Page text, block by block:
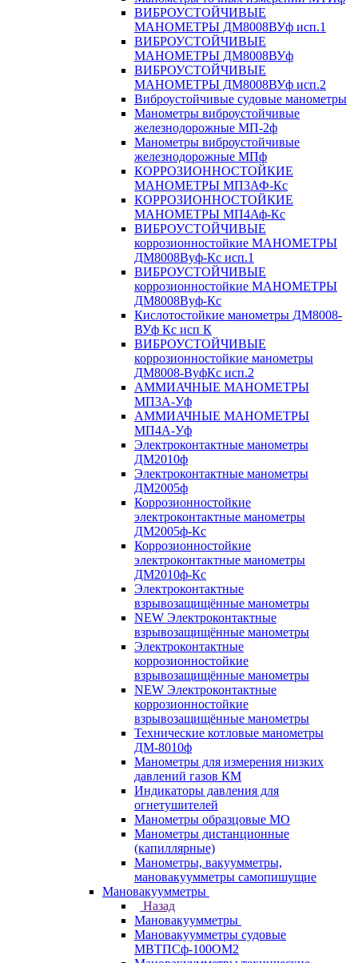
ВИБРОУСТОЙЧИВЫЕ
МАНОМЕТРЫ ДМ8008ВУф исп.1
ВИБРОУСТОЙЧИВЫЕ
МАНОМЕТРЫ ДМ8008ВУф
ВИБРОУСТОЙЧИВЫЕ
МАНОМЕТРЫ ДМ8008ВУф исп.2
Виброустойчивые судовые манометры
Манометры виброустойчивые
железнодорожные МП-2ф
Манометры виброустойчивые
железнодорожные МПф
КОРРОЗИОННОСТОЙКИЕ
МАНОМЕТРЫ МП3АФ-Кс
КОРРОЗИОННОСТОЙКИЕ
МАНОМЕТРЫ МП4Аф-Кс
ВИБРОУСТОЙЧИВЫЕ
коррозионностойкие МАНОМЕТРЫ
ДМ8008Вуф-Кс исп.1
ВИБРОУСТОЙЧИВЫЕ
коррозионностойкие МАНОМЕТРЫ
ДМ8008Вуф-Кс
Кислотостойкие манометры ДМ8008-
ВУф Кс исп К
ВИБРОУСТОЙЧИВЫЕ
коррозионностойкие манометры
ДМ8008-ВуфКс исп.2
АММИАЧНЫЕ МАНОМЕТРЫ
МП3А-Уф
АММИАЧНЫЕ МАНОМЕТРЫ
МП4А-Уф
Электроконтактные манометры
ДМ2010ф
Электроконтактные манометры
ДМ2005ф
Коррозионностойкие
электроконтактные манометры
ДМ2005ф-Кс
Коррозионностойкие
электроконтактные манометры
ДМ2010ф-Кс
Электроконтактные
взрывозащищённые манометры
NEW Электроконтактные
взрывозащищённые манометры
Электроконтактные
коррозионностойкие
взрывозащищённые манометры
NEW Электроконтактные
коррозионностойкие
взрывозащищённые манометры
Технические котловые манометры
ДМ-8010ф
Манометры для измерения низких
давлений газов КМ
Индикаторы давления для
огнетушителей
Манометры образцовые МО
Манометры дистанционные
(капиллярные)
Манометры, вакуумметры,
мановакуумметры самопишущие
Мановакуумметры
Назад
Мановакуумметры
Мановакуумметры судовые
МВТПСф-100ОМ2